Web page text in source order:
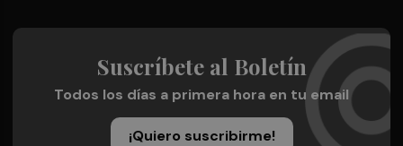
Suscríbete al Boletín
Todos los días a primera hora en tu email
¡Quiero suscribirme!